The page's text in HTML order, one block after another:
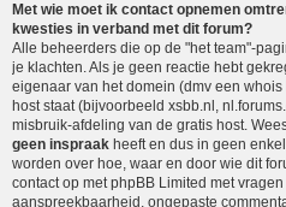
Met wie moet ik contact opnemen
kwesties in verband met dit forum?
Alle beheerders die op de "het team"-
je klachten. Als je geen reactie hebt
eigenaar van het domein (dmv een whois
host staat (bijvoorbeeld xsbb.nl,
misbruik-afdeling van de gratis host.
geen inspraak heeft en dus in geen
worden over hoe, waar en door wie dit
contact op met phpBB Limited met
aanspreekbaarheid, ongepaste